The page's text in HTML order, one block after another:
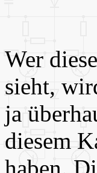
Wer
sieht,
ja
diesem
haben.